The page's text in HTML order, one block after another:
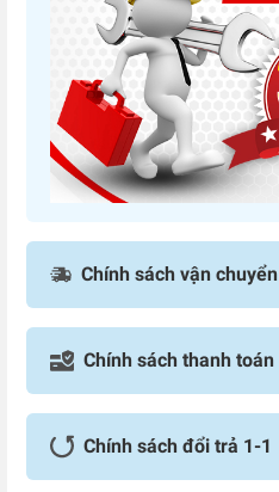
Chính sách vận chuyển
Chính sách thanh toán
Chính sách đổi trả 1-1